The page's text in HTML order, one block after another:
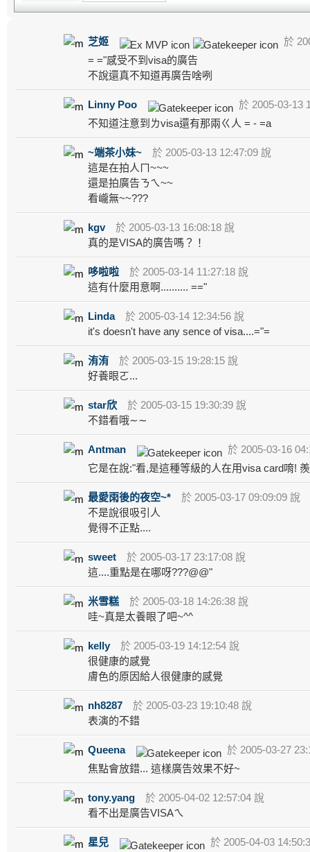
芝姬
於
= ="感受不到visa的廣告
不說還真不知道再廣告啥咧
Linny Poo
於 2005-03-13
不知道注意到ㄌvisa還有那兩ㄍ人 = - =a
~端茶小妹~
於 2005-03-13 12:47:09 說
這是在拍人ㄇ~~~
還是拍廣告ㄋㄟ~~
看巄無~~???
kgv
於 2005-03-13 16:08:18 說
真的是VISA的廣告嗎？！
哆啦啦
於 2005-03-14 11:27:18 說
這有什麼用意啊.......... =="
Linda
於 2005-03-14 12:34:56 說
it's doesn't have any sence of visa....="=
洧洧
於 2005-03-15 19:28:15 說
好養眼ㄛ...
star欣
於 2005-03-15 19:30:39 說
不錯看哦∼∼
Antman
於 2005-03-16
它是在說:"看,是這種等級的人在用visa card唷!
最愛雨後的夜空~*
於 2005-03-17 09:09:09 說
不是說很吸引人
覺得不正點....
sweet
於 2005-03-17 23:17:08 說
這....重點是在哪呀???@@"
米雪糕
於 2005-03-18 14:26:38 說
哇~真是太養眼了吧~^^
kelly
於 2005-03-19 14:12:54 說
很健康的感覺
膚色的原因給人很健康的感覺
nh8287
於 2005-03-23 19:10:48 說
表演的不錯
Queena
於 2005-03-27
焦點會放錯... 這樣廣告效果不好~
tony.yang
於 2005-04-02 12:57:04 說
看不出是廣告VISAㄟ
星兒
於 2005-04-03